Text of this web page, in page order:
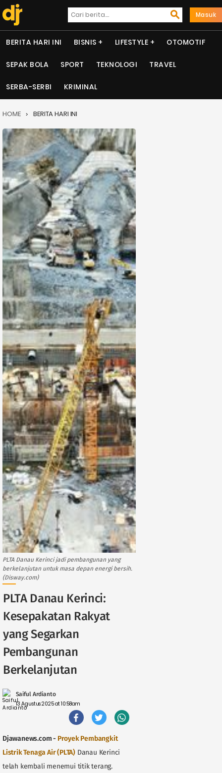
Masuk
BERITA HARI INI BISNIS LIFESTYLE OTOMOTIF
SEPAK BOLA SPORT TEKNOLOGI TRAVEL
SERBA-SERBI KRIMINAL
HOME BERITA HARI INI
PLTA Danau Kerinci jadi pembangunan yang
berkelanjutan untuk masa depan energi bersih.
(Disway.com)
PLTA Danau Kerinci:
Kesepakatan Rakyat
yang Segarkan
Pembangunan
Berkelanjutan
Saiful Ardianto
13 Agustus 2025 at 10:58am
Djawanews.com - Proyek Pembangkit
Listrik Tenaga Air (PLTA) Danau Kerinci
telah kembali menemui titik terang.